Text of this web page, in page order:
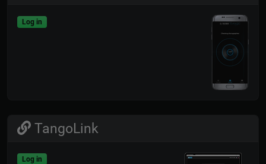
Log in
TangoLink
Log in